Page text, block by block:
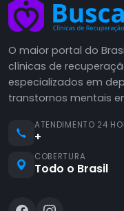
O maior portal do
clínicas de
especializados em
transtornos mentais
ATENDIMENTO 24
+
COBERTURA
Todo o Brasil